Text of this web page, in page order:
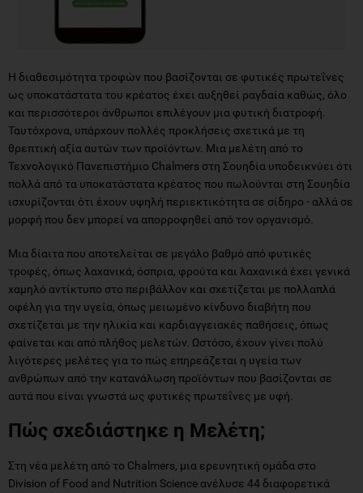
Η διαθεσιμότητα τροφών που βασίζονται σε φυτικές πρωτεΐνες
ως υποκατάστατα του κρέατος έχει αυξηθεί ραγδαία καθώς, όλο
και περισσότεροι άνθρωποι επιλέγουν μια φυτική διατροφή.
Ταυτόχρονα, υπάρχουν πολλές προκλήσεις σχετικά με τη
θρεπτική αξία αυτών των προϊόντων. Μια μελέτη από το
Τεχνολογικό Πανεπιστήμιο Chalmers στη Σουηδία υποδεικνύει ότι
πολλά από τα υποκατάστατα κρέατος που πωλούνται στη Σουηδία
ισχυρίζονται ότι έχουν υψηλή περιεκτικότητα σε σίδηρο - αλλά σε
μορφή που δεν μπορεί να απορροφηθεί από τον οργανισμό.
Μια δίαιτα που αποτελείται σε μεγάλο βαθμό από φυτικές
τροφές, όπως λαχανικά, όσπρια, φρούτα και λαχανικά έχει γενικά
χαμηλό αντίκτυπο στο περιβάλλον και σχετίζεται με πολλαπλά
οφέλη για την υγεία, όπως μειωμένο κίνδυνο διαβήτη που
σχετίζεται με την ηλικία και καρδιαγγειακές παθήσεις, όπως
φαίνεται και από πλήθος μελετών. Ωστόσο, έχουν γίνει πολύ
λιγότερες μελέτες για το πώς επηρεάζεται η υγεία των
ανθρώπων από την κατανάλωση προϊόντων που βασίζονται σε
αυτά που είναι γνωστά ως φυτικές πρωτεΐνες με υφή.
Πώς σχεδιάστηκε η Μελέτη;
Στη νέα μελέτη από το Chalmers, μια ερευνητική ομάδα στο
Division of Food and Nutrition Science ανέλυσε 44 διαφορετικά